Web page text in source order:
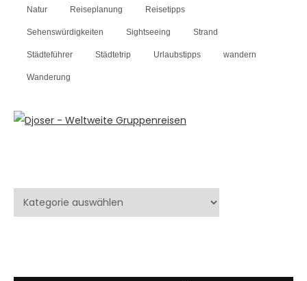
Natur Reiseplanung Reisetipps
Sehenswürdigkeiten Sightseeing Strand
Städteführer Städtetrip Urlaubstipps wandern
Wanderung
Kategorien